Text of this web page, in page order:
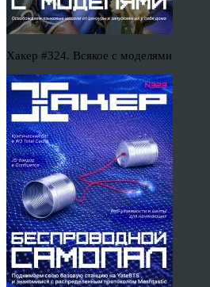
Хакер #324. Всякое с моделями